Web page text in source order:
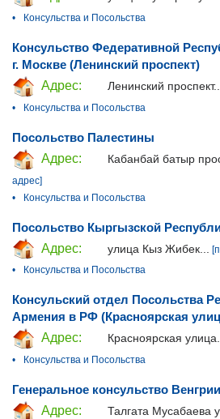
•
Консульства и Посольства
Консульство Федеративной
г. Москве (Ленинский проспект)
Адрес:
Ленинский проспект...
•
Консульства и Посольства
Посольство Палестины
Адрес:
Кабанбай батыр
адрес]
•
Консульства и Посольства
Посольство Кыргызской
Адрес:
улица Кыз Жибек...
•
Консульства и Посольства
Консульский отдел Посольства
Армения в РФ (Красноярская
Адрес:
Красноярская
•
Консульства и Посольства
Генеральное консульство Венгрии
Адрес:
Талгата Мусабаева